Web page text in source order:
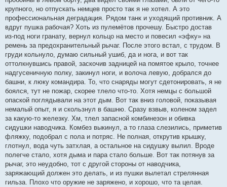
крупного, но отпускать немцев просто так я не хотел. А это
профессиональная деградация. Рядом танк и уходящий противник. А
вдруг пушка рабочая? Хоть из пулемётов прочешу. Быстро достав
из-под ноги гранату, вернул кольцо на место и повесил «эфку» на
ремень за предохранительный рычаг. После этого встал, с трудом. В
груди кольнуло, думаю сильный ушиб, да и нога, и вот так
оттолкнувшись правой, заскочив задницей на помятое крыло, точнее
надгусеничную полку, закинул ноги, и волоча левую, добрался до
башни, к люку командира. То, что снаряды могут сдетонировать, я не
боялся, тут не пожар, скорее тлело что-то. Хотя немцы с большой
опаской поглядывали на этот дым. Вот так вниз головой, показывая
немалый опыт, я и скользнул в башню. Сразу взвыв, коленом задел
за какую-то железку. Хм, тлел запасной комбинезон и обивка
сидушки наводчика. Комбез выкинул, а то глаза слезились, приметив
фляжку, подобрал с пола и потряс. Не полная, открутив крышку,
глотнул, вода чуть затхлая, а остальное на сидушку вылил. Вроде
полегче стало, хотя дыма и пара стало больше. Вот так потянув за
рычаг, это неудобно, тот с другой стороны от наводчика,
заряжающий должен это делать, и из пушки вылетал стрелянная
гильза. Плохо что оружие не заряжено, и хорошо, что та целая.